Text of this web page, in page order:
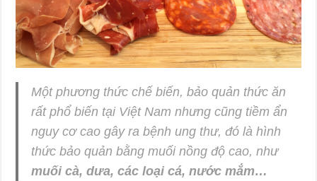
Một phương thức chế biến, bảo quản thức ăn
rất phổ biến tại Việt Nam nhưng cũng tiềm ẩn
nguy cơ cao gây ra bệnh ung thư, đó là hình
thức bảo quản bằng muối nồng độ cao, như
muối cà, dưa, các loại cá, nước mắm…